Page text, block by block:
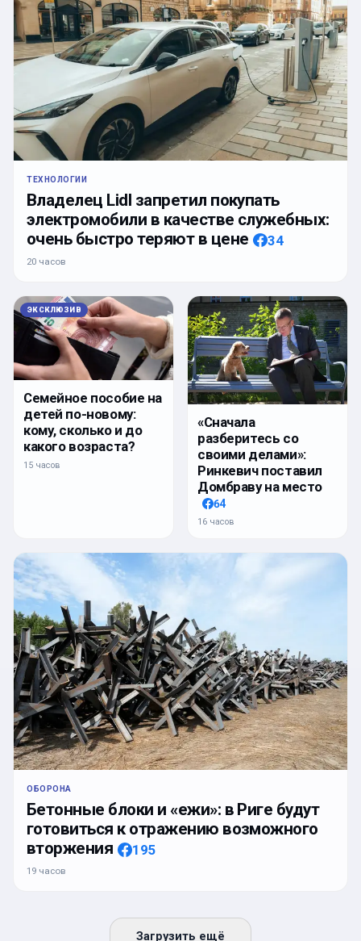
ТЕХНОЛОГИИ
Владелец Lidl запретил покупать
электромобили в качестве служебных:
очень быстро теряют в цене
34
20 часов
ЭКСКЛЮЗИВ
Семейное пособие на
детей по-новому:
кому, сколько и до
какого возраста?
15 часов
«Сначала
разберитесь со
своими делами»:
Ринкевич поставил
Домбраву на место
64
16 часов
ОБОРОНА
Бетонные блоки и «ежи»: в Риге будут
готовиться к отражению возможного
вторжения
195
19 часов
Загрузить ещё